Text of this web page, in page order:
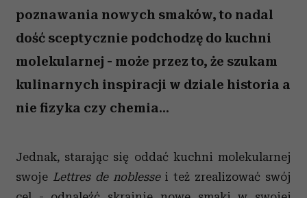
poznawania nowych smaków, to nadal
dość sceptycznie podchodzę do kuchni
molekularnej - może przez to, że szukam
kulinarnych inspiracji w dziale historia a
nie fizyka czy chemia...
Jednak, starając się oddać kuchni molekularnej
swoje Lettres de noblessei też zrealizować swój